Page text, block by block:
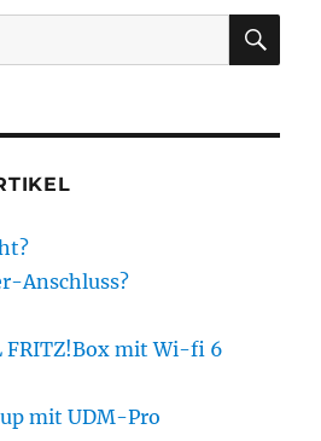
Anschluss?
FRITZ!Box mit Wi-fi 6
mit UDM-Pro